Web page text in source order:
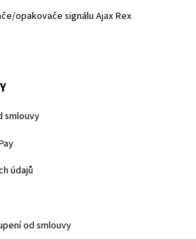
opakovače signálu Ajax Rex
smlouvy
údajů
od smlouvy